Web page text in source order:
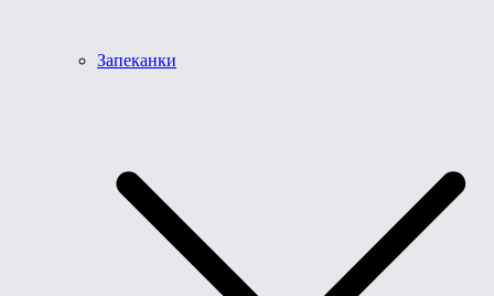
Запеканки